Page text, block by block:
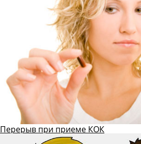
Перерыв при приеме КОК